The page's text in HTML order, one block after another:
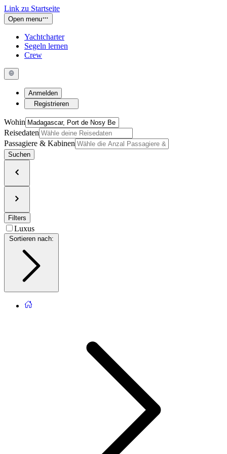
Link zu Startseite
Open menu
Yachtcharter
Segeln lernen
Crew
Anmelden
Registrieren
Wohin
Reisedaten
Passagiere & Kabinen
Suchen
Filters
Luxus
Sortieren nach